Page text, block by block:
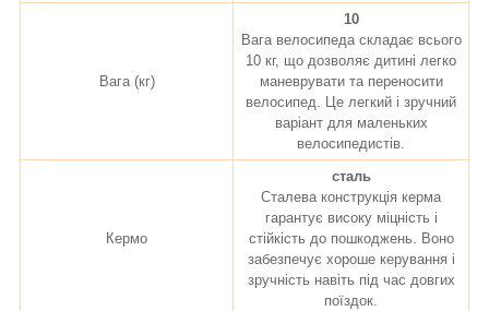
Вага (кг)
10
Вага велосипеда складає всього
10 кг, що дозволяє дитині легко
маневрувати та переносити
велосипед. Це легкий і зручний
варіант для маленьких
велосипедистів.
Кермо
сталь
Сталева конструкція керма
гарантує високу міцність і
стійкість до пошкоджень. Воно
забезпечує хороше керування і
зручність навіть під час довгих
поїздок.